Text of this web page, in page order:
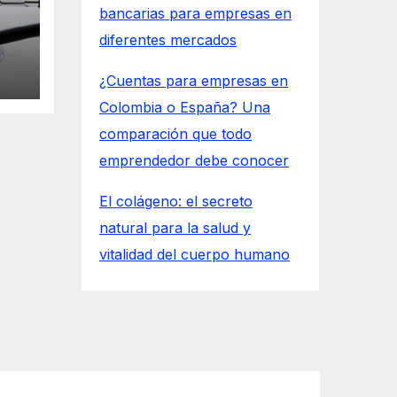
bancarias para empresas en
diferentes mercados
¿Cuentas para empresas en
Colombia o España? Una
comparación que todo
emprendedor debe conocer
El colágeno: el secreto
natural para la salud y
vitalidad del cuerpo humano